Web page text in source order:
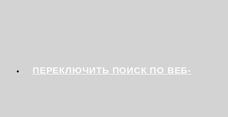
ПЕРЕКЛЮЧИТЬ ПОИСК ПО ВЕБ-